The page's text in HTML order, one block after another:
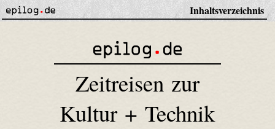
Inhaltsverzeichnis
Zeitreisen zur
Kultur + Technik